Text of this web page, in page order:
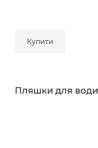
Купити
Пляшки для води